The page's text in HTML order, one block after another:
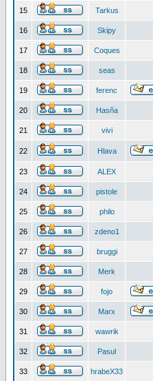
15 Tarkus
16 Skipy
17 Coques
18 seas
19 ferenc
20 Hasňa
21 vivi
22 Hlava
23 ALEX
24 pistole
25 philo
26 zdeno1
27 bruggi
28 Merk
29 fojo
30 Marx
31 wawrik
32 Pasul
33 hrabeX33